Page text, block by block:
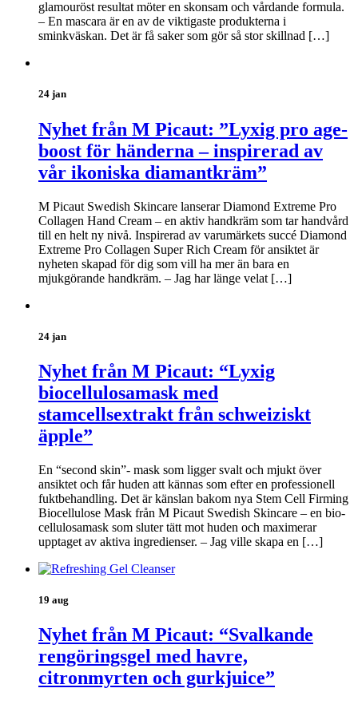
glamouröst resultat möter en skonsam och vårdande formula.
– En mascara är en av de viktigaste produkterna i
sminkväskan. Det är få saker som gör så stor skillnad […]
24 jan
Nyhet från M Picaut: ”Lyxig pro age-
boost för händerna – inspirerad av
vår ikoniska diamantkräm”
M Picaut Swedish Skincare lanserar Diamond Extreme Pro
Collagen Hand Cream – en aktiv handkräm som tar handvård
till en helt ny nivå. Inspirerad av varumärkets succé Diamond
Extreme Pro Collagen Super Rich Cream för ansiktet är
nyheten skapad för dig som vill ha mer än bara en
mjukgörande handkräm. – Jag har länge velat […]
24 jan
Nyhet från M Picaut: “Lyxig
biocellulosamask med
stamcellsextrakt från schweiziskt
äpple”
En “second skin”- mask som ligger svalt och mjukt över
ansiktet och får huden att kännas som efter en professionell
fuktbehandling. Det är känslan bakom nya Stem Cell Firming
Biocellulose Mask från M Picaut Swedish Skincare – en bio-
cellulosamask som sluter tätt mot huden och maximerar
upptaget av aktiva ingredienser. – Jag ville skapa en […]
19 aug
Nyhet från M Picaut: “Svalkande
rengöringsgel med havre,
citronmyrten och gurkjuice”